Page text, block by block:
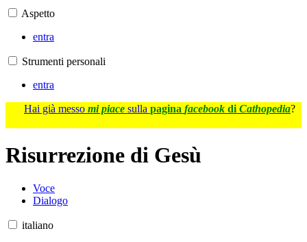
Aspetto
entra
Strumenti personali
entra
Hai già messo mi piace sulla pagina facebook di Cathopedia?
Risurrezione di Gesù
Voce
Dialogo
italiano